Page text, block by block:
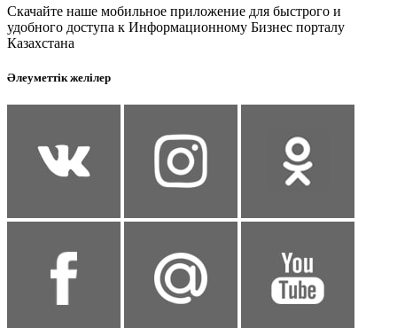
Скачайте наше мобильное приложение для быстрого и
удобного доступа к Информационному Бизнес порталу
Казахстана
Әлеуметтік желілер